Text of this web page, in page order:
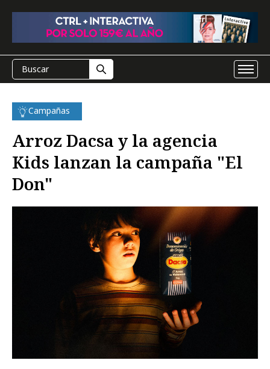
Campañas
Arroz Dacsa y la agencia
Kids lanzan la campaña "El
Don"